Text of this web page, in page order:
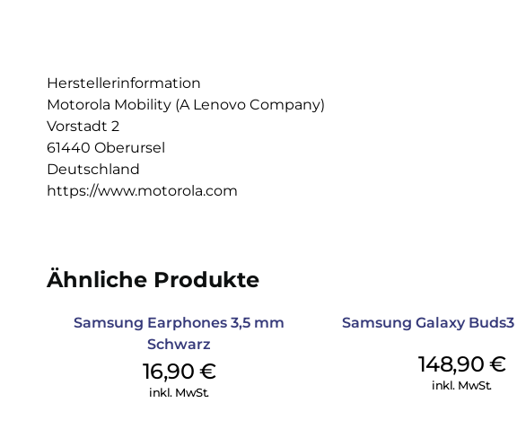
Herstellerinformation
Motorola Mobility (A Lenovo Company)
Vorstadt 2
61440 Oberursel
Deutschland
https://www.motorola.com
Ähnliche Produkte
Samsung Earphones 3,5 mm
Schwarz
16,90 €
inkl. MwSt.
Samsung Galaxy
148,90 €
inkl. MwSt.